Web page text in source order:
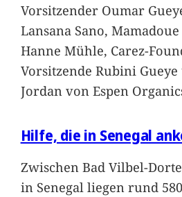
Vorsitzender Oumar
Lansana Sano, Mamadoue
Hanne Mühle, Carez-
Vorsitzende Rubini
Jordan von Espen
Hilfe, die in Senegal
Zwischen Bad Vilbel-
in Senegal liegen rund